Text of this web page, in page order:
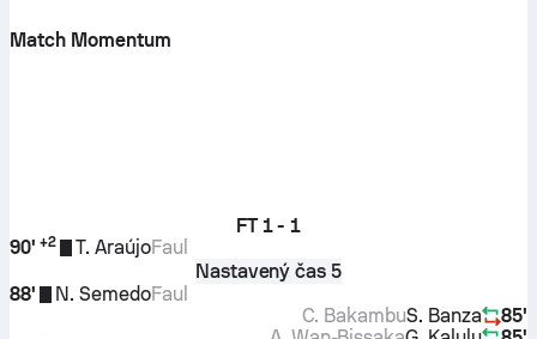
Match Momentum
FT 1 - 1
90' +2 T. AraújoFaul
Nastavený čas 5
88'
N. SemedoFaul
85'
S. Banza
C. Bakambu